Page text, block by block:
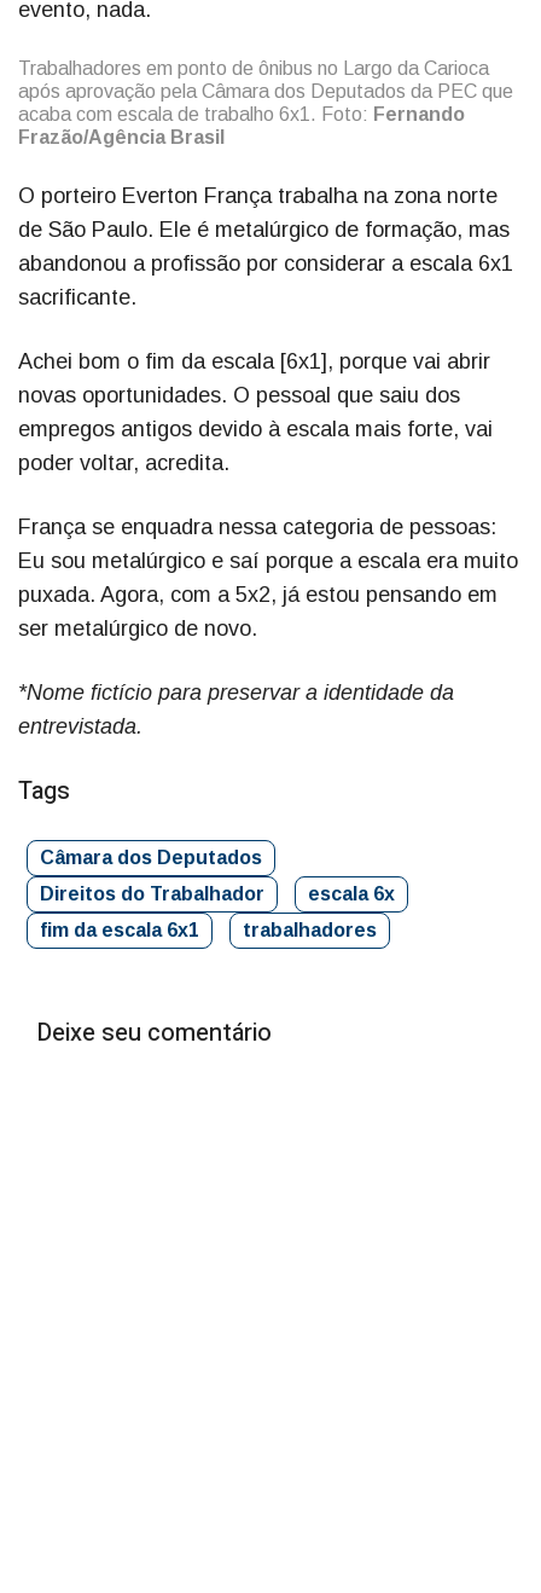
evento, nada.
Trabalhadores em ponto de ônibus no Largo da Carioca
após aprovação pela Câmara dos Deputados da PEC que
acaba com escala de trabalho 6x1. Foto: Fernando
Frazão/Agência Brasil
O porteiro Everton França trabalha na zona norte
de São Paulo. Ele é metalúrgico de formação, mas
abandonou a profissão por considerar a escala 6x1
sacrificante.
Achei bom o fim da escala [6x1], porque vai abrir
novas oportunidades. O pessoal que saiu dos
empregos antigos devido à escala mais forte, vai
poder voltar, acredita.
França se enquadra nessa categoria de pessoas:
Eu sou metalúrgico e saí porque a escala era muito
puxada. Agora, com a 5x2, já estou pensando em
ser metalúrgico de novo.
*Nome fictício para preservar a identidade da
entrevistada.
Tags
Câmara dos Deputados
Direitos do Trabalhador
escala 6x
fim da escala 6x1
trabalhadores
Deixe seu comentário